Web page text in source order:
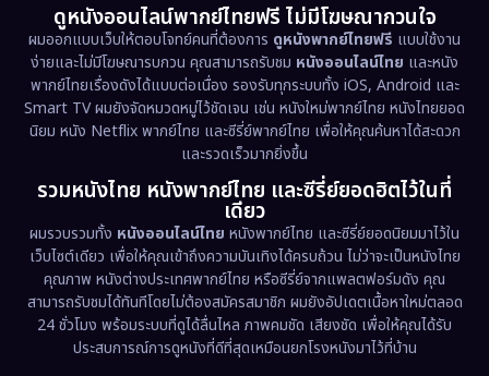
Emotional (61)
Epic มหากาพย์ (218)
Erotic (36)
Family ครอบครัว (363)
Fantasy จินตนาการ (326)
Fiction (9)
Film (57)
ดูหนังออนไลน์พากย์ไทยฟรี ไม่มีโฆษณากวนใจ
ผมออกแบบเว็บให้ตอบโจทย์คนที่ต้องการ ดูหนังพากย์ไทยฟรี แบบใช้งาน
ง่ายและไม่มีโฆษณารบกวน คุณสามารถรับชม หนังออนไลน์ไทย และหนัง
พากย์ไทยเรื่องดังได้แบบต่อเนื่อง รองรับทุกระบบทั้ง iOS, Android และ
Smart TV ผมยังจัดหมวดหมู่ไว้ชัดเจน เช่น หนังใหม่พากย์ไทย หนังไทยยอด
นิยม หนัง Netflix พากย์ไทย และซีรี่ย์พากย์ไทย เพื่อให้คุณค้นหาได้สะดวก
และรวดเร็วมากยิ่งขึ้น
รวมหนังไทย หนังพากย์ไทย และซีรี่ย์ยอดฮิตไว้ในที่
เดียว
ผมรวบรวมทั้ง หนังออนไลน์ไทย หนังพากย์ไทย และซีรี่ย์ยอดนิยมมาไว้ใน
เว็บไซต์เดียว เพื่อให้คุณเข้าถึงความบันเทิงได้ครบถ้วน ไม่ว่าจะเป็นหนังไทย
คุณภาพ หนังต่างประเทศพากย์ไทย หรือซีรี่ย์จากแพลตฟอร์มดัง คุณ
สามารถรับชมได้ทันทีโดยไม่ต้องสมัครสมาชิก ผมยังอัปเดตเนื้อหาใหม่ตลอด
24 ชั่วโมง พร้อมระบบที่ดูได้ลื่นไหล ภาพคมชัด เสียงชัด เพื่อให้คุณได้รับ
ประสบการณ์การดูหนังที่ดีที่สุดเหมือนยกโรงหนังมาไว้ที่บ้าน